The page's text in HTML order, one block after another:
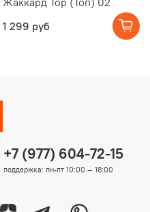
1 299 руб
+7 (977) 604-72-15
поддержка: пн-пт 10:00 — 18:00